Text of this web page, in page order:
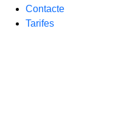
Contacte
Tarifes